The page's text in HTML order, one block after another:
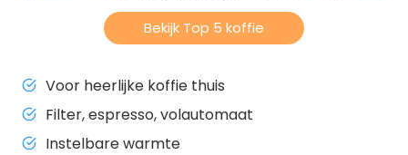
Bekijk Top 5 koffie
Voor heerlijke koffie thuis
Filter, espresso, volautomaat
Instelbare warmte